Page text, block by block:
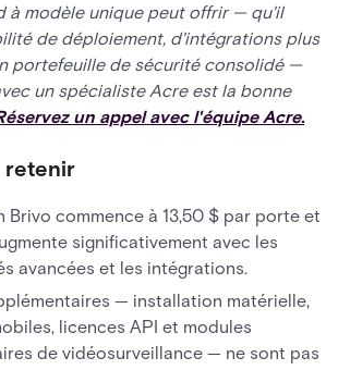
à modèle unique peut offrir — qu'il
de déploiement, d'intégrations plus
portefeuille de sécurité consolidé —
un spécialiste Acre est la bonne
un appel avec l'équipe Acre.
retenir
Brivo commence à 13,50 $ par porte et
significativement avec les
avancées et les intégrations.
— installation matérielle,
licences API et modules
de vidéosurveillance — ne sont pas